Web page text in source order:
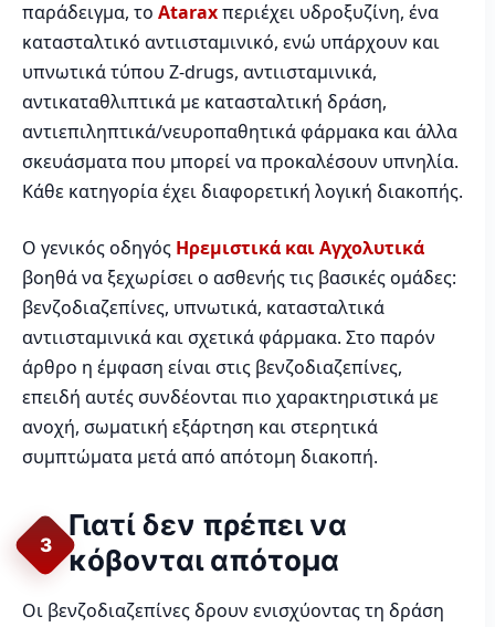
παράδειγμα, το Ataraxπεριέχει υδροξυζίνη, ένα
κατασταλτικό αντιισταμινικό, ενώ υπάρχουν και
υπνωτικά τύπου Z-drugs, αντιισταμινικά,
αντικαταθλιπτικά με κατασταλτική δράση,
αντιεπιληπτικά/νευροπαθητικά φάρμακα και άλλα
σκευάσματα που μπορεί να προκαλέσουν υπνηλία.
Κάθε κατηγορία έχει διαφορετική λογική διακοπής.
Ο γενικός οδηγός Ηρεμιστικά και Αγχολυτικά
βοηθά να ξεχωρίσει ο ασθενής τις βασικές ομάδες:
βενζοδιαζεπίνες, υπνωτικά, κατασταλτικά
αντιισταμινικά και σχετικά φάρμακα. Στο παρόν
άρθρο η έμφαση είναι στις βενζοδιαζεπίνες,
επειδή αυτές συνδέονται πιο χαρακτηριστικά με
ανοχή, σωματική εξάρτηση και στερητικά
συμπτώματα μετά από απότομη διακοπή.
3
Γιατί δεν πρέπει να
κόβονται απότομα
Οι βενζοδιαζεπίνες δρουν ενισχύοντας τη δράση